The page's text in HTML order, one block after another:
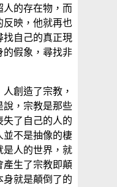
人的存在物，而
反映，他就再也
找自己的真正現
的假象，尋找非
創造了宗教，
說，宗教是那些
失了自己的人的
並不是抽像的棲
是人的世界，就
產生了宗教即顛
身就是顛倒了的